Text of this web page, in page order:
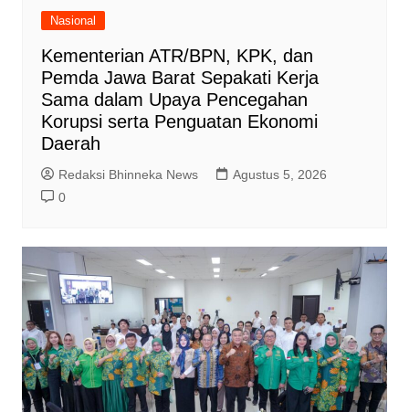
Nasional
Kementerian ATR/BPN, KPK, dan
Pemda Jawa Barat Sepakati Kerja
Sama dalam Upaya Pencegahan
Korupsi serta Penguatan Ekonomi
Daerah
Redaksi Bhinneka News
Agustus 5, 2026
0